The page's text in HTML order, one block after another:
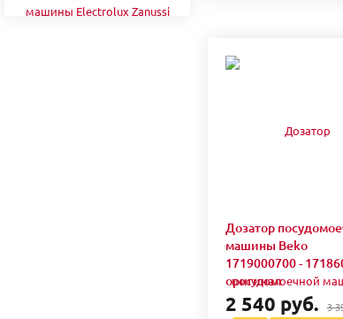
Дозатор
машины Beko
1719000700 -
оригинал
2 540 руб. 3